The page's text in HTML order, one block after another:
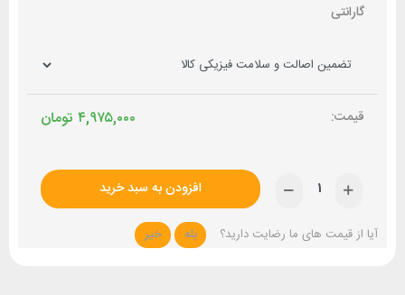
گارانتی
تومان ۴,۹۷۵,۰۰۰
افزودن به سبد خرید
آیا از قیمت های ما رضایت دارید؟ بله خیر